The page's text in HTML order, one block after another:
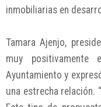
inmobiliarias en
Tamara Ajenjo,
muy positivamente
Ayuntamiento y
una estrecha relación.